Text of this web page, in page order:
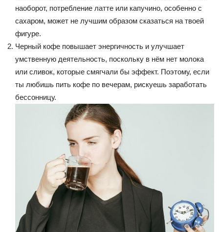
наоборот, потребление латте или капучино, особенно с
сахаром, может не лучшим образом сказаться на твоей
фигуре.
Черный кофе повышает энергичность и улучшает
умственную деятельность, поскольку в нём нет молока
или сливок, которые смягчали бы эффект. Поэтому, если
ты любишь пить кофе по вечерам, рискуешь заработать
бессонницу.